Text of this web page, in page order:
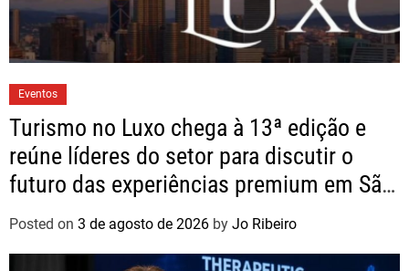
Eventos
Turismo no Luxo chega à 13ª edição e
reúne líderes do setor para discutir o
futuro das experiências premium em São
Paulo
Posted on 3 de agosto de 2026 by Jo Ribeiro